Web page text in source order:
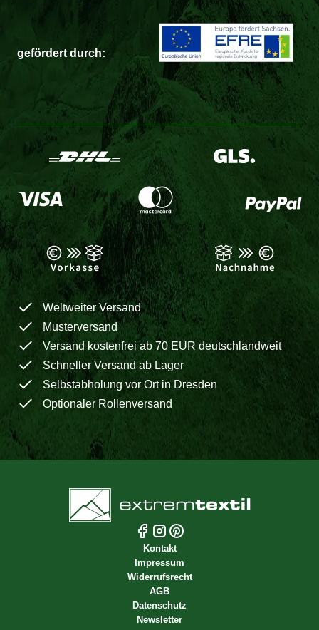
gefördert durch:
Weltweiter Versand
Musterversand
Versand kostenfrei ab 70 EUR deutschlandweit
Schneller Versand ab Lager
Selbstabholung vor Ort in Dresden
Optionaler Rollenversand
Kontakt
Impressum
Widerrufsrecht
AGB
Datenschutz
Newsletter